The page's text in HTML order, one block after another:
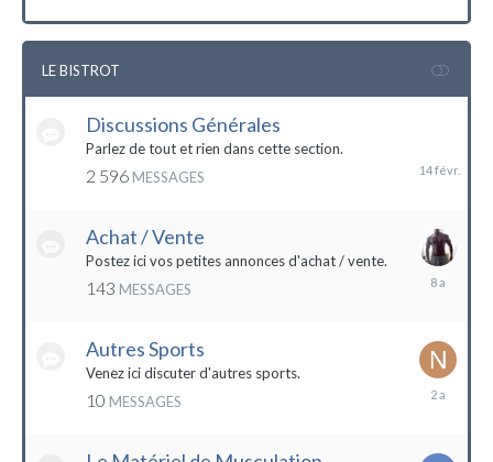
LE BISTROT
Discussions Générales
Parlez de tout et rien dans cette section.
2 596 MESSAGES
Achat / Vente
Postez ici vos petites annonces d'achat / vente.
143 MESSAGES
Autres Sports
Venez ici discuter d'autres sports.
10 MESSAGES
18